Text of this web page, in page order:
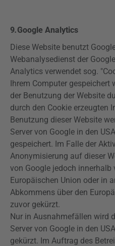
9.Google Analytics
Diese Website benutzt
Webanalysedienst der
Analytics verwendet sog.
Ihrem Computer gespeichert
der Benutzung der Website
durch den Cookie erzeugten
Benutzung dieser Website
Server von Google in den
gespeichert. Im Falle der
Anonymisierung auf dieser
von Google jedoch
Europäischen Union oder in
Abkommens über den
zuvor gekürzt.
Nur in Ausnahmefällen wird
Server von Google in den
gekürzt. Im Auftrag des